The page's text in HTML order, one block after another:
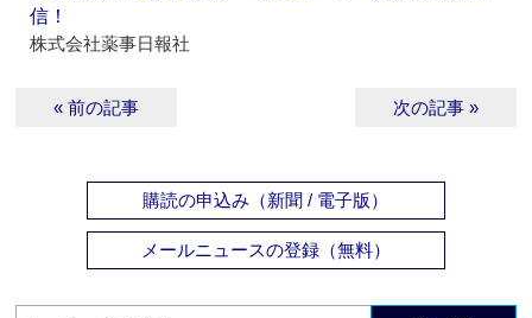
信！
株式会社薬事日報社
« 前の記事 次の記事 »
購読の申込み（新聞 / 電子版）
メールニュースの登録（無料）